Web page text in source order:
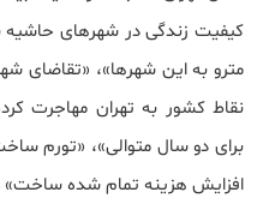
کیفیت زندگی در شهرهای
مترو به این شهرها»، «تقاضای
نقاط کشور به تهران مهاجرت
برای دو سال متوالی»، «تورم
افزایش هزینه تمام شده ساخت»